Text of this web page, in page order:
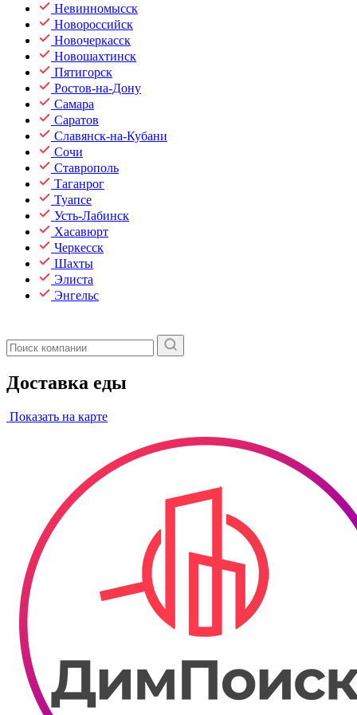
Невинномысск
Новороссийск
Новочеркасск
Новошахтинск
Пятигорск
Ростов-на-Дону
Самара
Саратов
Славянск-на-Кубани
Сочи
Ставрополь
Таганрог
Туапсе
Усть-Лабинск
Хасавюрт
Черкесск
Шахты
Элиста
Энгельс
Доставка еды
Показать на карте